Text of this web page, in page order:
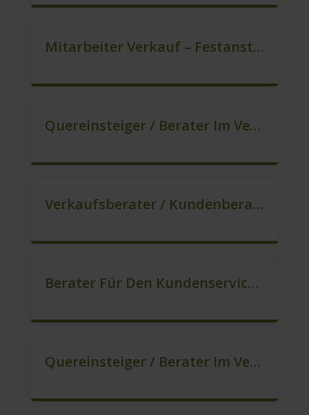
Mitarbeiter Verkauf – Festanstellung (m/w/d)
Quereinsteiger / Berater Im Vertrieb In VZ/TZ (m/w/d)
Verkaufsberater / Kundenberater – Ab Sofort (m/w/d)
Berater Für Den Kundenservice In VZ/TZ (m/w/d)
Quereinsteiger / Berater Im Vertrieb (m/w/d)